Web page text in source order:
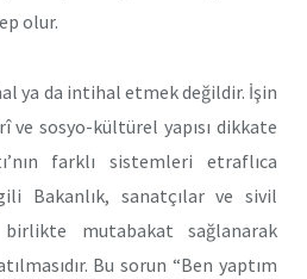
olur.
ya da intihal etmek değildir. İşin
ve sosyo-kültürel yapısı dikkate
farklı sistemleri etraflıca
Bakanlık, sanatçılar ve sivil
mutabakat sağlanarak
Bu sorun “Ben yaptım